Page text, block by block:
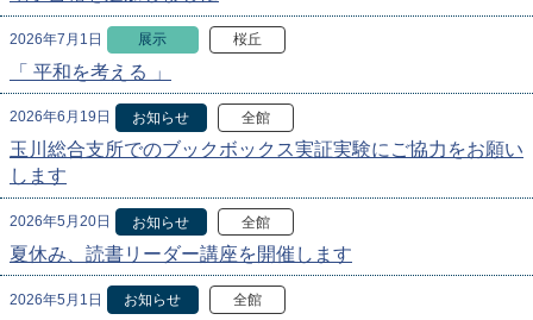
2026年7月1日 展示 桜丘
「 平和を考える 」
2026年6月19日 お知らせ 全館
玉川総合支所でのブックボックス実証実験にご協力をお願い
します
2026年5月20日 お知らせ 全館
夏休み、読書リーダー講座を開催します
2026年5月1日 お知らせ 全館